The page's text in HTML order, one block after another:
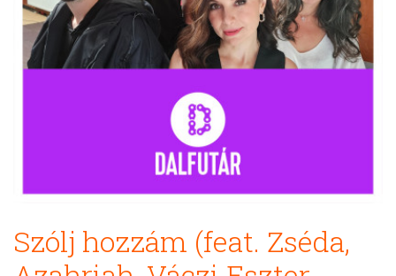
Szólj hozzám (feat. Zséda,